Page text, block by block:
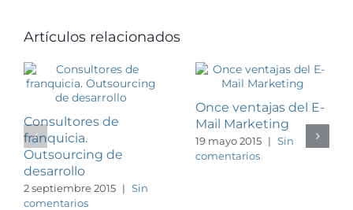
Artículos relacionados
Consultores de
franquicia.
Outsourcing de
desarrollo
2 septiembre 2015 | Sin
comentarios
Once ventajas del E-
Mail Marketing
19 mayo 2015 | Sin
comentarios